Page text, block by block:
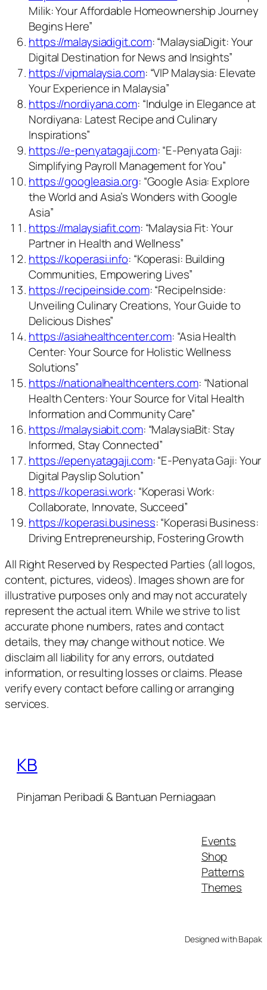
Milik: Your Affordable Homeownership Journey
Begins Here”
https://malaysiadigit.com: “MalaysiaDigit: Your
Digital Destination for News and Insights”
https://vipmalaysia.com: “VIP Malaysia: Elevate
Your Experience in Malaysia”
https://nordiyana.com: “Indulge in Elegance at
Nordiyana: Latest Recipe and Culinary
Inspirations”
https://e-penyatagaji.com: “E-Penyata Gaji:
Simplifying Payroll Management for You”
https://googleasia.org: “Google Asia: Explore
the World and Asia’s Wonders with Google
Asia”
https://malaysiafit.com: “Malaysia Fit: Your
Partner in Health and Wellness”
https://koperasi.info: “Koperasi: Building
Communities, Empowering Lives”
https://recipeinside.com: “RecipeInside:
Unveiling Culinary Creations, Your Guide to
Delicious Dishes”
https://asiahealthcenter.com: “Asia Health
Center: Your Source for Holistic Wellness
Solutions”
https://nationalhealthcenters.com: “National
Health Centers: Your Source for Vital Health
Information and Community Care”
https://malaysiabit.com: “MalaysiaBit: Stay
Informed, Stay Connected”
https://epenyatagaji.com: “E-Penyata Gaji: Your
Digital Payslip Solution”
https://koperasi.work: “Koperasi Work:
Collaborate, Innovate, Succeed”
https://koperasi.business: “Koperasi Business:
Driving Entrepreneurship, Fostering Growth
All Right Reserved by Respected Parties (all logos,
content, pictures, videos). Images shown are for
illustrative purposes only and may not accurately
represent the actual item. While we strive to list
accurate phone numbers, rates and contact
details, they may change without notice. We
disclaim all liability for any errors, outdated
information, or resulting losses or claims. Please
verify every contact before calling or arranging
services.
KB
Pinjaman Peribadi & Bantuan Perniagaan
Events
Shop
Patterns
Themes
Designed with Bapak